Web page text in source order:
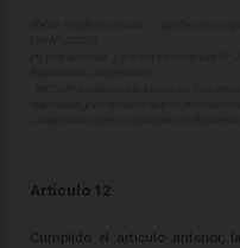
Artículo 12
Cumplido el artículo anterior,